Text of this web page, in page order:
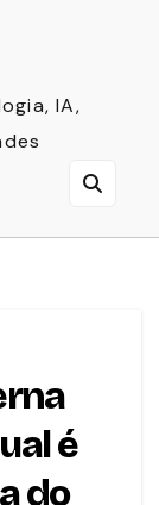
IA,
é
do